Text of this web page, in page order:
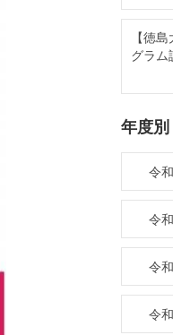
【徳
グラム
年度別
令
令
令
令